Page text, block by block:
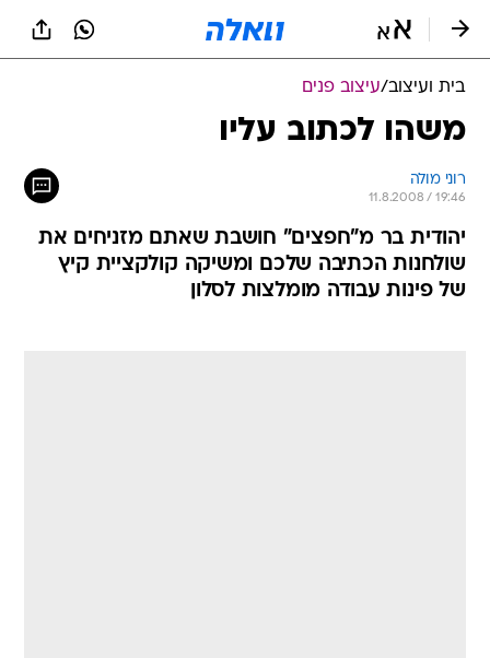
בית ועיצוב/עיצוב פנים
משהו לכתוב עליו
רוני מולה
11.8.2008 / 19:46
יהודית בר מ"חפצים" חושבת שאתם מזניחים את
שולחנות הכתיבה שלכם ומשיקה קולקציית קיץ
של פינות עבודה מומלצות לסלון